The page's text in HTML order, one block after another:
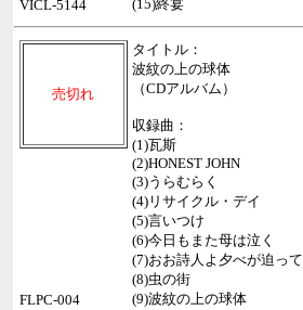
(15)終宴
VICL-5144
売切れ
タイトル：
波紋の上の球体
（CDアルバム）
収録曲：
(1)瓦斯
(2)HONEST JOHN
(3)うらむらく
(4)リサイクル・デイ
(5)言いつけ
(6)今日もまた母は泣く
(7)おお詩人よ夕べが迫って
(8)虫の街
(9)波紋の上の球体
FLPC-004